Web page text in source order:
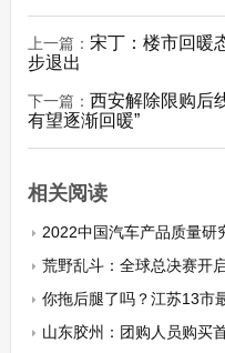
上一篇： 宋丁：楼市回暖
步退出
下一篇： 西安解除限购后
有望逐渐回暖”
相关阅读
2022中国汽车产品质量研究
荒野乱斗：全球总决赛开启，
你拖后腿了吗？江苏13
山东胶州：团购人员购买首套